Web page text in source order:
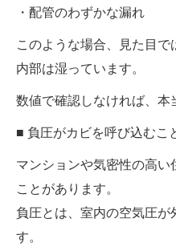
・配管のわずかな漏れ
このような場合、見た目
内部は湿っています。
数値で確認しなければ、本
■ 負圧がカビを呼び込むこ
マンションや気密性の高い
ことがあります。
負圧とは、室内の空気圧
す。